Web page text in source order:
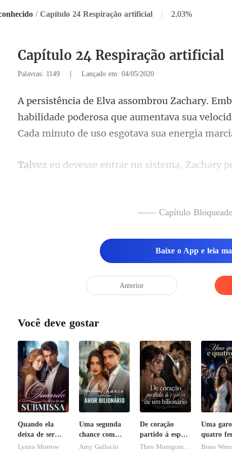
/ Capítulo 24 Respiração artificial | 2.03%
Capítulo 24 Respiração artificial
Palavras: 1149 | Lançado em: 04/05/2020
habilidade poderosa que aumentava sua
—— Capítulo
Baixe o App e leia
Anterior
Você deve gostar
Quando ela
deixa de ser
submissa
Lynna Morrow
Uma segunda
chance com
meu amor
Arny Gallucio
De coração
partido à esposa
de um
Uma
quatro
Brass Wren